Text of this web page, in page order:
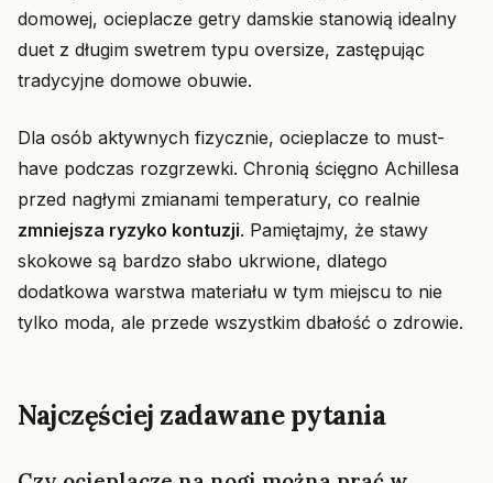
domowej, ocieplacze getry damskie stanowią idealny
duet z długim swetrem typu oversize, zastępując
tradycyjne domowe obuwie.
Dla osób aktywnych fizycznie, ocieplacze to must-
have podczas rozgrzewki. Chronią ścięgno Achillesa
przed nagłymi zmianami temperatury, co realnie
zmniejsza ryzyko kontuzji. Pamiętajmy, że stawy
skokowe są bardzo słabo ukrwione, dlatego
dodatkowa warstwa materiału w tym miejscu to nie
tylko moda, ale przede wszystkim dbałość o zdrowie.
Najczęściej zadawane pytania